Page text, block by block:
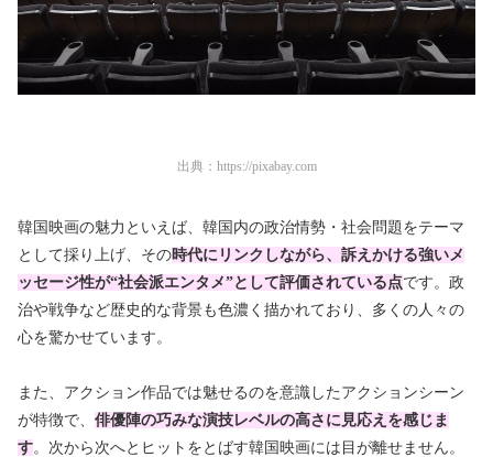
出典： https://pixabay.com
韓国映画の魅力といえば、韓国内の政治情勢・社会問題をテーマ
として採り上げ、その時代にリンクしながら、訴えかける強いメ
ッセージ性が“社会派エンタメ”として評価されている点です。政
治や戦争など歴史的な背景も色濃く描かれており、多くの人々の
心を驚かせています。
また、アクション作品では魅せるのを意識したアクションシーン
が特徴で
俳優陣の巧みな演技レベルの高さに見応えを感じま
す。次から次へとヒットをとばす韓国映画には目が離せません。